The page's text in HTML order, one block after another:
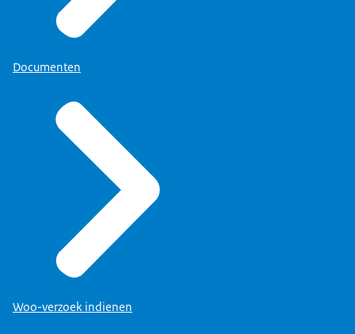
Documenten
Woo-verzoek indienen